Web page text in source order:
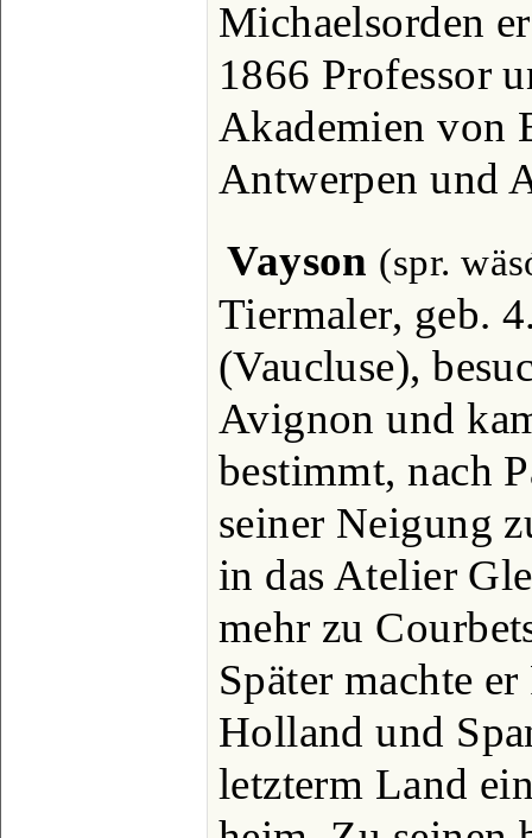
Michaelsorden
1866 Professor
Akademien von
Antwerpen und
Vayson (spr.
Tiermaler, geb.
(Vaucluse),
Avignon und
bestimmt, nach
seiner Neigung
in das Atelier
mehr zu
Später machte
Holland und
letzterm Land